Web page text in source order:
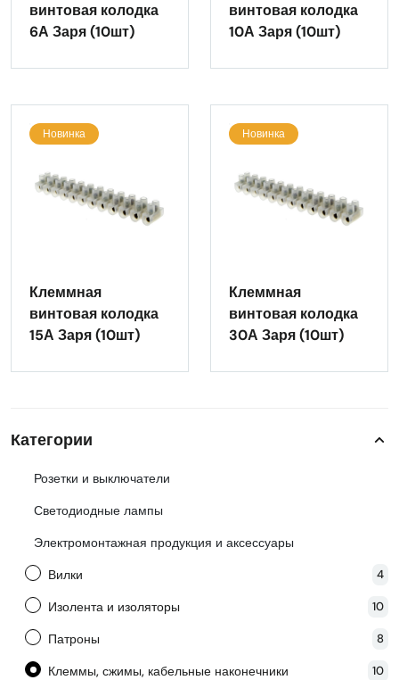
винтовая колодка
6А Заря (10шт)
винтовая колодка
10А Заря (10шт)
Новинка
Клеммная
винтовая колодка
15А Заря (10шт)
Новинка
Клеммная
винтовая колодка
30А Заря (10шт)
Категории
Розетки и выключатели
Светодиодные лампы
Электромонтажная продукция и аксессуары
Вилки
4
Изолента и изоляторы 10
Патроны 8
Клеммы, сжимы, кабельные наконечники 10